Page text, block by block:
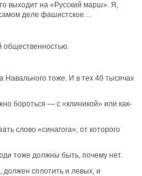
выходит на «Русский марш». Я,
самом деле фашистское…
общественностью.
Навального тоже. И в тех 40 тысячах
бороться — с «клиникой» или как-
слово «синагога», от которого
тоже должны быть, почему нет.
должен сплотить и левых, и